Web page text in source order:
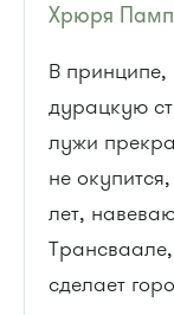
Хрюря
В принципе,
дурацкую
лужи
не
лет,
сделает